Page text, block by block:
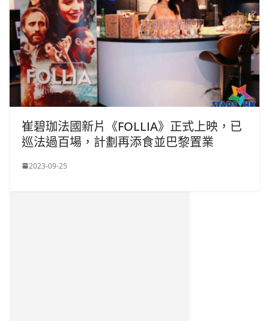
崔碧珈法國新片《FOLLIA》正式上映，已
巡法過百場，計劃再添食並巴黎置業
2023-09-25